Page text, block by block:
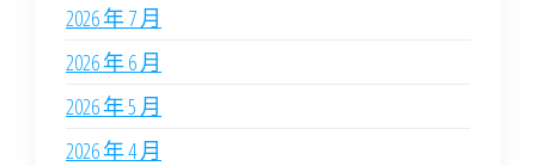
2026 年 7 月
2026 年 6 月
2026 年 5 月
2026 年 4 月